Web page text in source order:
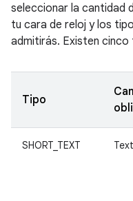
seleccionar la cantidad
tu cara de reloj y los
admitirás. Existen
Tipo
SHORT_TEXT